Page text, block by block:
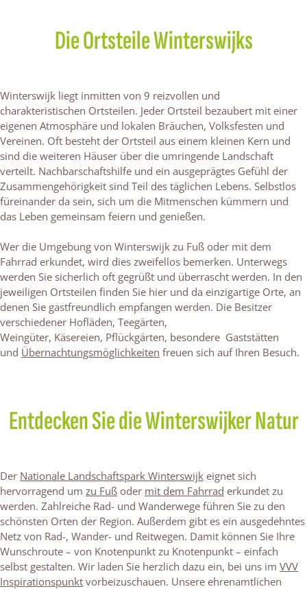
Die Ortsteile Winterswijks
Winterswijk liegt inmitten von 9 reizvollen und
charakteristischen Ortsteilen. Jeder Ortsteil bezaubert mit einer
eigenen Atmosphäre und lokalen Bräuchen, Volksfesten und
Vereinen. Oft besteht der Ortsteil aus einem kleinen Kern und
sind die weiteren Häuser über die umringende Landschaft
verteilt. Nachbarschaftshilfe und ein ausgeprägtes Gefühl der
Zusammengehörigkeit sind Teil des täglichen Lebens. Selbstlos
füreinander da sein, sich um die Mitmenschen kümmern und
das Leben gemeinsam feiern und genießen.
Wer die Umgebung von Winterswijk zu Fuß oder mit dem
Fahrrad erkundet, wird dies zweifellos bemerken. Unterwegs
werden Sie sicherlich oft gegrüßt und überrascht werden. In den
jeweiligen Ortsteilen finden Sie hier und da einzigartige Orte, an
denen Sie gastfreundlich empfangen werden. Die Besitzer
verschiedener Hofläden, Teegärten,
Weingüter, Käsereien, Pflückgärten, besondere Gaststätten
und Übernachtungsmöglichkeiten freuen sich auf Ihren Besuch.
Entdecken Sie die Winterswijker Natur
Der Nationale Landschaftspark Winterswijk eignet sich
hervorragend um zu Fuß oder mit dem Fahrrad erkundet zu
werden. Zahlreiche Rad- und Wanderwege führen Sie zu den
schönsten Orten der Region. Außerdem gibt es ein ausgedehntes
Netz von Rad-, Wander- und Reitwegen. Damit können Sie Ihre
Wunschroute – von Knotenpunkt zu Knotenpunkt – einfach
selbst gestalten. Wir laden Sie herzlich dazu ein, bei uns im VVV
Inspirationspunkt vorbeizuschauen. Unsere ehrenamtlichen